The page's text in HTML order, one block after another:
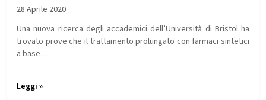
28 Aprile 2020
Una nuova ricerca degli accademici dell’Università di Bristol ha
trovato prove che il trattamento prolungato con farmaci sintetici
a base…
Leggi »